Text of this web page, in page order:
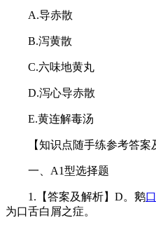
A.导赤散
B.泻黄散
C.六味地黄丸
D.泻心导赤散
E.黄连解毒汤
【知识点随手练参考答案
一、A1型选择题
1.【答案及解析】D。鹅
为口舌白屑之症。